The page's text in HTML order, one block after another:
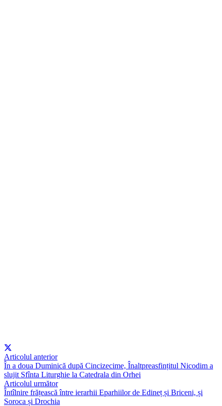
Articolul anterior
În a doua Duminică după Cincizecime, Înaltpreasfințitul Nicodim a
slujit Sfînta Liturghie la Catedrala din Orhei
Articolul următor
Întîlnire frățească între ierarhii Eparhiilor de Edineț și Briceni, și
Soroca și Drochia